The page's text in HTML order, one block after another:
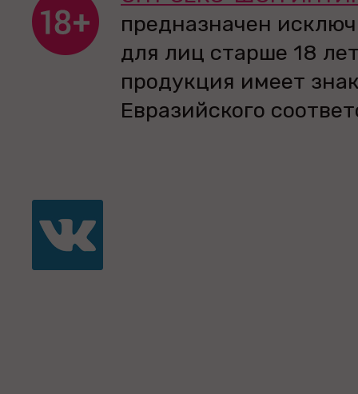
предназначен
для лиц старше 18
продукция имеет
Евразийского